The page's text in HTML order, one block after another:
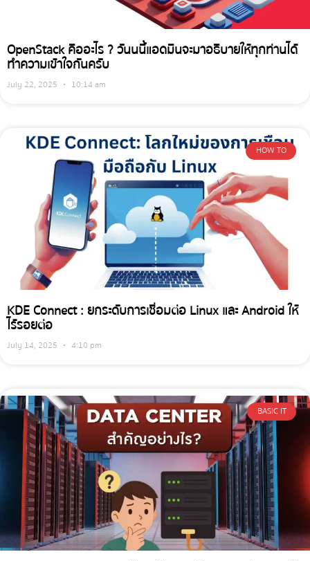
OpenStack คืออะไร ? วันนนี้แอดมินจะมาอธิบายให้ทุกท่านได้
ทำความเข้าใจกันครับ
July 22, 2025 10:14 am
HOW TO
KDE Connect : ยกระดับการเชื่อมต่อ Linux และ Android ให้
ไร้รอยต่อ
July 14, 2025 4:10 pm
BASIC IT